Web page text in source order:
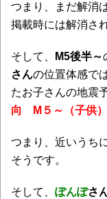
つまり、まだ解消
掲載時には解消さ
そして、 M5後半～
さんの位置体感で
たお子さんの地震
向 M５～（子供）
つまり、近いうち
そうです。
そして、 ぽんぽさ